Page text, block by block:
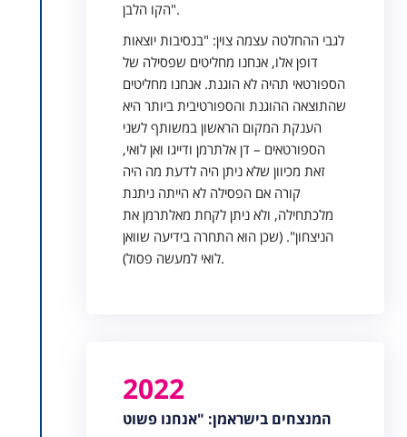
הקו הלבן".
לגבי ההחלטה עצמה צוין: "בנסיבות יוצאות
דופן אלו, אנחנו מחליטים שפסילה של
הספורטאי תהיה לא הוגנת. אנחנו מחליטים
שהתוצאה ההוגנת והספורטיבית ביותר היא
הענקת המקום הראשון במשותף לשני
הספורטאים – דן אלתרמן ודייגו ואן לואי,
זאת מכיוון שלא ניתן היה לדעת מה היה
קורה אם הפסילה לא הייתה ניתנת
מלכתחילה, ולא ניתן לקחת מאלתרמן את
הניצחון". (שכן הוא התחרה בידיעה שוואן
לואי למעשה פסול).
2022
המנצחים בישראמן: "אנחנו פשוט